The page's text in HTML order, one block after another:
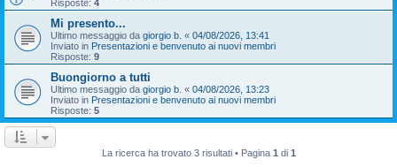
Risposte: 4
Mi presento...
Ultimo messaggio da giorgio b. « 04/08/2026, 13:41
Inviato in Presentazioni e benvenuto ai nuovi membri
Risposte: 9
Buongiorno a tutti
Ultimo messaggio da giorgio b. « 04/08/2026, 13:23
Inviato in Presentazioni e benvenuto ai nuovi membri
Risposte: 5
La ricerca ha trovato 3 risultati • Pagina 1 di 1